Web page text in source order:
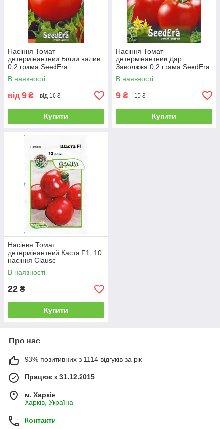
Насіння Томат
детермінантний Білий налив
0,2 грама SeedEra
В наявності
від 9 ₴ від 10 ₴
Купити
Насіння Томат
детермінантний Дар
Заволжжя 0,2 грама SeedEra
В наявності
9 ₴ 10 ₴
Купити
Насіння Томат
детермінантний Каста F1, 10
насіння Clause
В наявності
22 ₴
Купити
Про нас
93% позитивних з 1114 відгуків за рік
Працює з 31.12.2015
м. Харків
Харків, Україна
Контакти